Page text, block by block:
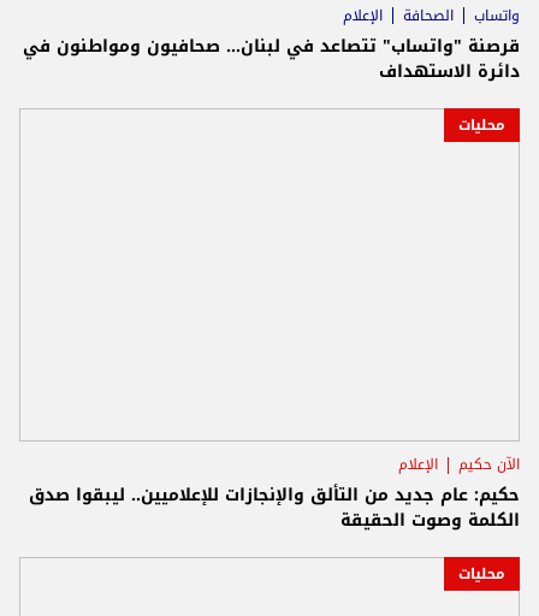
واتساب الصحافة الإعلام
قرصنة "واتساب" تتصاعد في لبنان… صحافيون ومواطنون في
دائرة الاستهداف
محليات
الآن حكيم الإعلام
حكيم: عام جديد من التألق والإنجازات للإعلاميين.. ليبقوا صدق
الكلمة وصوت الحقيقة
محليات